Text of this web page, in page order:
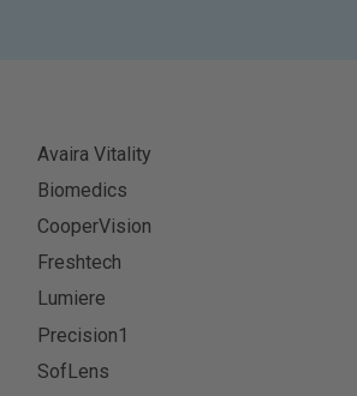
Avaira Vitality
Biomedics
CooperVision
Freshtech
Lumiere
Precision1
SofLens